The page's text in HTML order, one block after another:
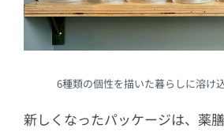
6種類の個性を描いた暮らしに溶け
新しくなったパッケージは、薬